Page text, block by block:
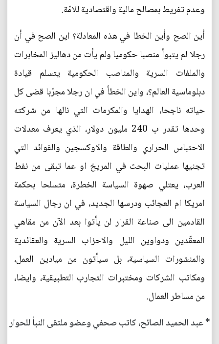
وعدم تفريط بمصالح مالية واقتصادية للامّة.
أين الصح وأين الخطا في هذه المعادلة؟ اين الصح في أن
رجلا لم يتبوأ منصبا حكوميا ولم يأت من دهاليز المخابرات
والملفات السرية والمناصب الحكومية يتسلم قيادة
دبلوماسية العالم؟، واين الخطأ في ان رجلا مجرّبا قضى كل
حياته ناجحا، الهدايا والمكرمات التي نالها من شركته
وحدها تقدر ب 240 مليون دولار، الذي يعرف معدلات
الاحتباس الحراري والطاقة والاوكسجين والفوائد التي
تجنيها عمليات البحث في المريخ او عما تبقى من نفط
العرب، يعتلي صهوة السياسة الخطرة، متسلحا بحكمة
امريكا ام العجائب ودرسها الجديد، في ان رجال السياسة
القادمين الى صناعة القرار لن يأتوا بعد الآن من مقاهي
المعقّدين ودواوين الليل والاحزاب السرية والعقائدية
والمنشورات السياسية، بل سيأتون من ميادين العمل،
ومكاتب الشركات ومختبرات التجارب التطبيقية، وايضا،
من مساطر العمال.
* عبد الحميد الصائح، كاتب صحفي وعضو ملتقى النبأ للحوار